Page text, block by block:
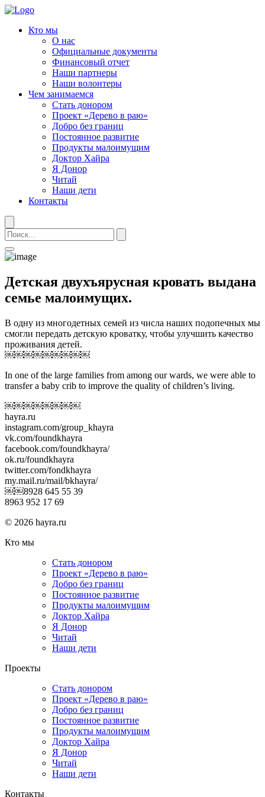
Кто мы
О нас
Официальные документы
Финансовый отчет
Наши партнеры
Наши волонтеры
Чем занимаемся
Стать донором
Проект «Дерево в раю»
Добро без границ
Постоянное развитие
Продукты малоимущим
Доктор Хайра
Я Донор
Читай
Наши дети
Контакты
Детская двухъярусная кровать выдана
семье малоимущих.
В одну из многодетных семей из числа наших подопечных мы
смогли передать детскую кроватку, чтобы улучшить качество
проживания детей.
￼￼￼￼￼￼￼￼￼
In one of the large families from among our wards, we were able to
transfer a baby crib to improve the quality of children’s living.
￼￼￼￼￼￼￼￼
hayra.ru
instagram.com/group_khayra
vk.com/foundkhayra
facebook.com/foundkhayra/
ok.ru/foundkhayra
twitter.com/fondkhayra
my.mail.ru/mail/bkhayra/
￼￼8928 645 55 39
8963 952 17 69
© 2026 hayra.ru
Кто мы
Стать донором
Проект «Дерево в раю»
Добро без границ
Постоянное развитие
Продукты малоимущим
Доктор Хайра
Я Донор
Читай
Наши дети
Проекты
Стать донором
Проект «Дерево в раю»
Добро без границ
Постоянное развитие
Продукты малоимущим
Доктор Хайра
Я Донор
Читай
Наши дети
Контакты